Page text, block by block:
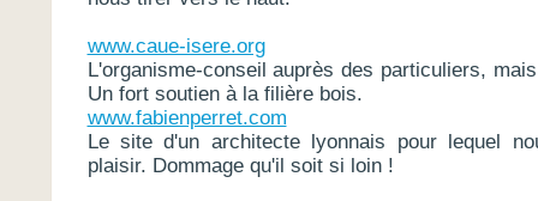
www.caue-isere.org
L'organisme-conseil auprès des particuliers,
Un fort soutien à la filière bois.
www.fabienperret.com
Le site d'un architecte lyonnais pour lequel
plaisir. Dommage qu'il soit si loin !